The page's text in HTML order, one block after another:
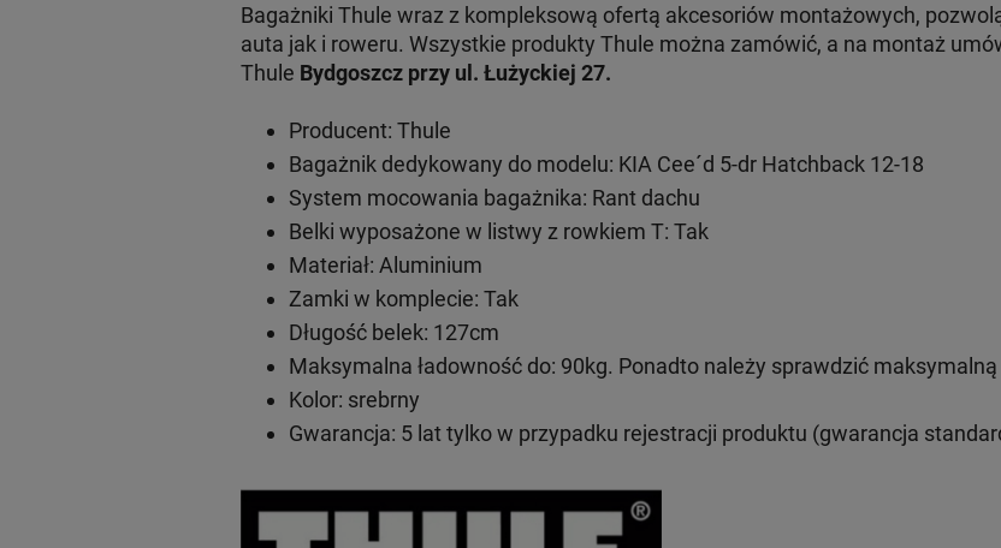
Bagażniki Thule wraz z kompleksową ofertą akcesoriów montażowych,
auta jak i roweru. Wszystkie produkty Thule można zamówić, a na montaż
Thule Bydgoszcz przy ul. Łużyckiej 27.
Producent: Thule
Bagażnik dedykowany do modelu: KIA Cee´d 5-dr Hatchback 12-18
System mocowania bagażnika: Rant dachu
Belki wyposażone w listwy z rowkiem T: Tak
Materiał: Aluminium
Zamki w komplecie: Tak
Długość belek: 127cm
Maksymalna ładowność do: 90kg. Ponadto należy sprawdzić
Kolor: srebrny
Gwarancja: 5 lat tylko w przypadku rejestracji produktu (gwarancja